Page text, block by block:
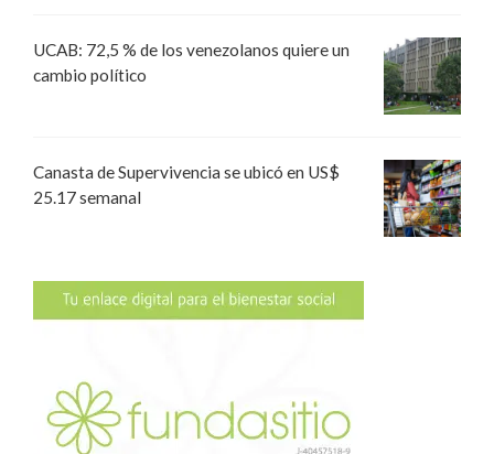
UCAB: 72,5 % de los venezolanos quiere un
cambio político
Canasta de Supervivencia se ubicó en US$
25.17 semanal